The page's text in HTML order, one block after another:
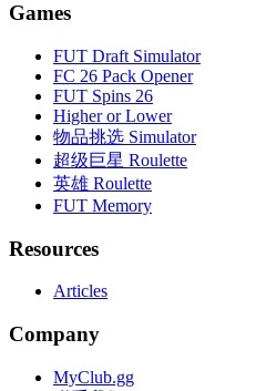
Games
FUT Draft Simulator
FC 26 Pack Opener
FUT Spins 26
Higher or Lower
物品挑选 Simulator
超级巨星 Roulette
英雄 Roulette
FUT Memory
Resources
Articles
Company
MyClub.gg